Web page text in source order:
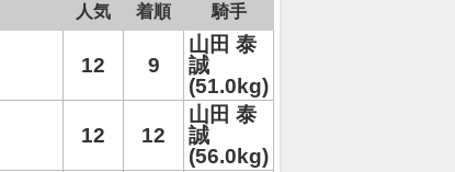
人気 着順 騎手
12 9
山田 泰
誠
(51.0kg)
12 12
山田 泰
誠
(56.0kg)